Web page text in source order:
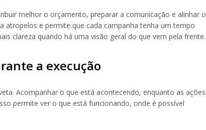
melhor o orçamento, preparar a comunicação e alinhar o
atropelos e permite que cada campanha tenha um tempo
clareza quando há uma visão geral do que vem pela frente.
a execução
Acompanhar o que está acontecendo, enquanto as ações
permite ver o que está funcionando, onde é possível